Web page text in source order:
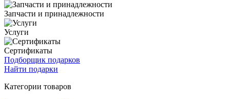
Запчасти и принадлежности
Услуги
Сертификаты
Подборщик подарков
Найти подарки
Категории товаров